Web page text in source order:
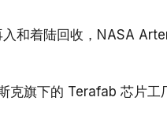
和着陆回收，NASA
克旗下的 Terafab 芯片